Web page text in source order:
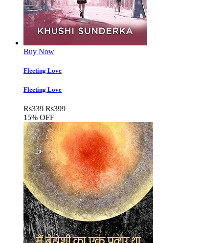
Buy Now
Fleeting Love
Fleeting Love
Rs339 Rs399
15% OFF